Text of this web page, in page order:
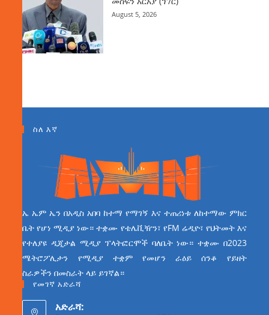
August 5, 2026
ስለ እኛ
ኤ ኤም ኤን በአዲስ አበባ ከተማ የማገኝ እና ተጠሪነቱ ለከተማው ምክር
ቤት የሆነ ሚዲያ ነው። ተቋሙ የቴሌቪዥን፣ የFM ሬዲዮ፣ የህትመት እና
የተለያዩ ዲጂታል ሚዲያ ፕላትፎርሞች ባለቤት ነው። ተቋሙ በ2023
ሜትሮፖሊታን የሚዲያ ተቋም የመሆን ራዕይ ሰንቆ የይዘት
ስራዎችን በመስራት ላይ ይገኛል።
የመገኛ አድራሻ
አድራሻ: